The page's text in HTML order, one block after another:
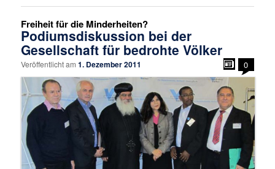
Freiheit für die Minderheiten?
Podiumsdiskussion bei der
Gesellschaft für bedrohte Völker
Veröffentlicht am1. Dezember 2011 0